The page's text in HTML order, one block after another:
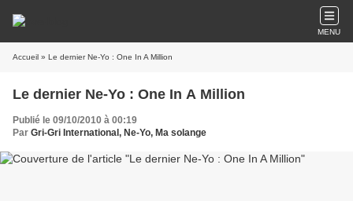
MENU
Accueil » Le dernier Ne-Yo : One In A Million
Le dernier Ne-Yo : One In A Million
Publié le 09/10/2010 à 00:19
Par Gri-Gri International, Ne-Yo, Ma solange